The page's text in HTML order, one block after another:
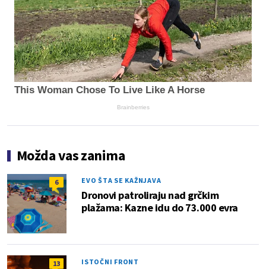
This Woman Chose To Live Like A Horse
Brainberries
Možda vas zanima
6 EVO ŠTA SE KAŽNJAVA
Dronovi patroliraju nad grčkim
plažama: Kazne idu do 73.000 evra
13 ISTOČNI FRONT